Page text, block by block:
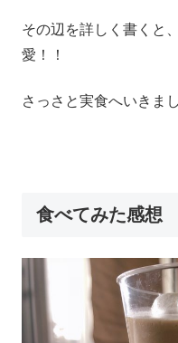
その辺を詳しく書くと
愛！！
さっさと実食へいきま
食べてみた感想